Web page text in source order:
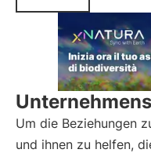
Um die Beziehungen
und ihnen zu helfen,